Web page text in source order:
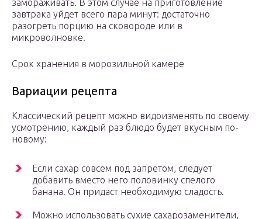
замораживать. В этом случае на приготовление
завтрака уйдет всего пара минут: достаточно
разогреть порцию на сковороде или в
микроволновке.
Срок хранения в морозильной камере
Вариации рецепта
Классический рецепт можно видоизменять по своему
усмотрению, каждый раз блюдо будет вкусным по-
новому:
Если сахар совсем под запретом, следует
добавить вместо него половинку спелого
банана. Он придаст необходимую сладость.
Можно использовать сухие сахарозаменители,